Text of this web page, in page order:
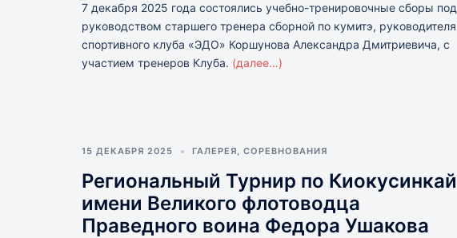
7 декабря 2025 года состоялись учебно-тренировочные сборы под
руководством старшего тренера сборной по кумитэ, руководителя
спортивного клуба «ЭДО» Коршунова Александра Дмитриевича, с
участием тренеров Клуба. (далее…)
15 ДЕКАБРЯ 2025 ГАЛЕРЕЯ, СОРЕВНОВАНИЯ
Региональный Турнир по Киокусинкай
имени Великого флотоводца
Праведного воина Федора Ушакова